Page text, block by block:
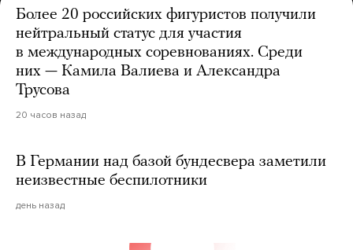
Более 20 российских фигуристов получили
нейтральный статус для участия
в международных соревнованиях. Среди
них — Камила Валиева и Александра
Трусова
20 часов назад
В Германии над базой бундесвера заметили
неизвестные беспилотники
день назад